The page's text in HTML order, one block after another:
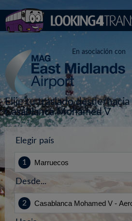
En asociación con
Elije tu traslado desde/
Casablanca Mohamed V
Elegir país
Desde...